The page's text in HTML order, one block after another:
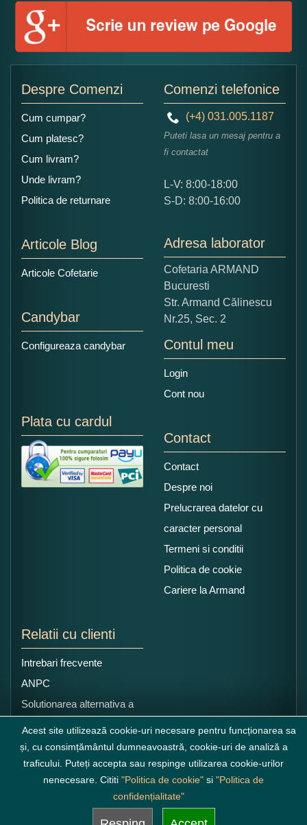
Numele dumneavoastra:
Ce nota acordati acestui produs?
5
Copiati alaturi numarul din imagine:
Despre Comenzi
Cum cumpar?
Cum platesc?
Cum livram?
Unde livram?
Politica de returnare
Articole Blog
Articole Cofetarie
Candybar
Configureaza candybar
Comenzi telefonice
(+4) 031.005.1187
Puteti lasa un mesaj pentru a
fi contactat
L-V: 8:00-18:00
S-D: 8:00-16:00
Adresa laborator
Cofetaria ARMAND
Bucuresti
Str. Armand Călinescu
Nr.25, Sec. 2
Contul meu
Login
Cont nou
Plata cu cardul
Contact
Contact
Despre noi
Prelucrarea datelor cu
caracter personal
Termeni si conditii
Politica de cookie
Cariere la Armand
Relatii cu clienti
Intrebari frecvente
ANPC
Solutionarea alternativa a
litigiilor
Acest site utilizează cookie-uri necesare pentru funcționarea sa
și, cu consimțământul dumneavoastră, cookie-uri de analiză a
traficului. Puteți accepta sau respinge utilizarea cookie-urilor
nenecesare. Cititi "Politica de cookie" si "Politica de
confidențialitate"